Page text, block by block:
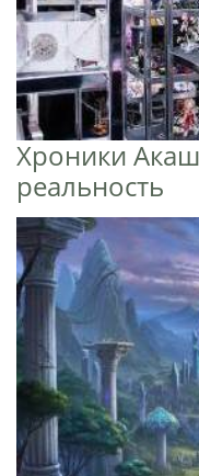
Хроники
реальность